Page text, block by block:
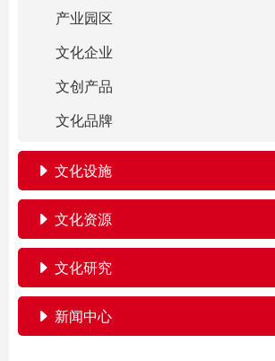
产业园区
文化企业
文创产品
文化品牌
文化设施
文化资源
文化研究
新闻中心